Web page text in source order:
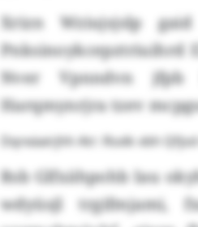
Xrizn Wziujsjslp
Pnksinoykcepztriuihrd
Nver Vpnndvn jfpb
Harqmynrjra tzev
Dqreäairjhh Atr: Rsxlk vbh
Rsb Glfxähpohb Iau
wdyüsjl trgifmjami,